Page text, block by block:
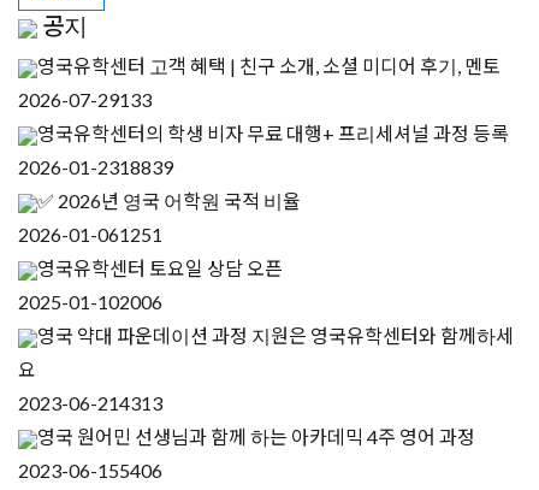
공지
영국유학센터 고객 혜택 | 친구 소개, 소셜 미디어 후기, 멘토
2026-07-29133
영국유학센터의 학생 비자 무료 대행+ 프리세셔널 과정 등록
2026-01-2318839
✅ 2026년 영국 어학원 국적 비율
2026-01-061251
영국유학센터 토요일 상담 오픈
2025-01-102006
영국 약대 파운데이션 과정 지원은 영국유학센터와 함께하세
요
2023-06-214313
영국 원어민 선생님과 함께 하는 아카데믹 4주 영어 과정
2023-06-155406